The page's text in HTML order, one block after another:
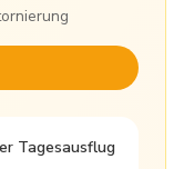
Tagesausflug